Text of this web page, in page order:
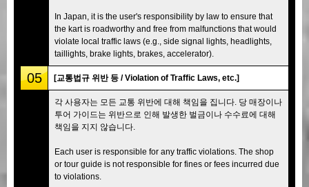
In Japan, it is the user's responsibility by law to ensure that
the kart is roadworthy and free from malfunctions that would
violate local traffic laws (e.g., side signal lights, headlights,
taillights, brake lights, brakes, accelerator).
05 [교통법규 위반 등 / Violation of Traffic Laws, etc.]
각 사용자는 모든 교통 위반에 대해 책임을 집니다. 당 매장이나
투어 가이드는 위반으로 인해 발생한 벌금이나 수수료에 대해
책임을 지지 않습니다.
Each user is responsible for any traffic violations. The shop
or tour guide is not responsible for fines or fees incurred due
to violations.